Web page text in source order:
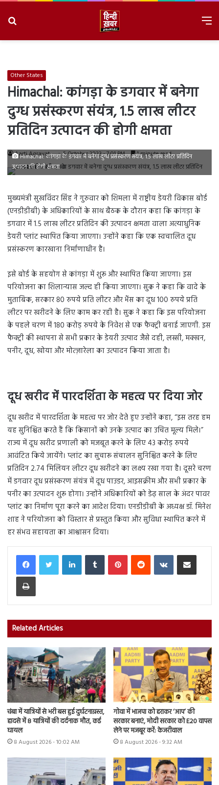
Other States
Himachal: कांगड़ा के डगवार में बनेगा
दुग्ध प्रसंस्करण संयंत्र, 1.5 लाख लीटर
प्रतिदिन उत्पादन की होगी क्षमता
Aarti Agravat 5 October 2023 - 7:01 PM 1 minute read
Himachal: कांगड़ा के डगवार में बनेगा दुग्ध प्रसंस्करण संयंत्र, 1.5 लाख लीटर प्रतिदिन
उत्पादन की होगी क्षमता
मुख्यमंत्री सुखविंदर सिंह ने गुरुवार को शिमला में राष्ट्रीय डेयरी विकास बोर्ड
(एनडीडीबी) के अधिकारियों के साथ बैठक के दौरान कहा कि कांगड़ा के
डगवार में 1.5 लाख लीटर प्रतिदिन की उत्पादन क्षमता वाला अत्याधुनिक
डेयरी प्लांट स्थापित किया जाएगा। उन्होंने कहा कि एक स्वचालित दूध
प्रसंस्करण कारखाना निर्माणाधीन है।
इसे बोर्ड के सहयोग से कांगड़ा में शुरू और स्थापित किया जाएगा। इस
परियोजना का शिलान्यास जल्द ही किया जाएगा। सुक ने कहा कि वादे के
मुताबिक, सरकार 80 रुपये प्रति लीटर और भैंस का दूध 100 रुपये प्रति
लीटर पर खरीदने के लिए काम कर रही है। सुक ने कहा कि इस परियोजना
के पहले चरण में 180 करोड़ रुपये के निवेश से एक फैक्ट्री बनाई जाएगी. इस
फैक्ट्री की स्थापना से सभी प्रकार के डेयरी उत्पाद जैसे दही, लस्सी, मक्खन,
पनीर, दूध, खोया और मोत्ज़ारेला का उत्पादन किया जाता है।
दूध खरीद में पारदर्शिता के महत्व पर दिया जोर
दूध खरीद में पारदर्शिता के महत्व पर जोर देते हुए उन्होंने कहा, “इस तरह हम
यह सुनिश्चित करते हैं कि किसानों को उनके उत्पाद का उचित मूल्य मिले।”
राज्य में दूध खरीद प्रणाली को मजबूत करने के लिए 43 करोड़ रुपये
आवंटित किये जायेंगे। प्लांट का सुचारू संचालन सुनिश्चित करने के लिए
प्रतिदिन 2.74 मिलियन लीटर दूध खरीदने का लक्ष्य रखा गया है। दूसरे चरण
में डगवार दूध प्रसंस्करण संयंत्र में दूध पाउडर, आइसक्रीम और सभी प्रकार के
पनीर का उत्पादन शुरू होगा। उन्होंने अधिकारियों को डेढ़ साल के अंदर पावर
प्लांट का निर्माण पूरा करने का आदेश दिया। एनडीडीबी के अध्यक्ष डॉ. मिनेश
शाह ने परियोजना को विस्तार से प्रस्तुत किया और सुविधा स्थापित करने में
हर संभव सहायता का आश्वासन दिया।
LinkedInTumblr PinterestReddit VKontakteShare via Email
Print
Related Articles
चंबा में यात्रियों से भरी बस हुई दुर्घटनाग्रस्त,
हादसे में 8 यात्रियों की दर्दनाक मौत, कई
घायल
8 August 2026 - 10:02 AM
गोवा में भाजपा को हराकर ‘आप’ की
सरकार बनाएं, मोदी सरकार को E20 वापस
लेने पर मजबूर करें: केजरीवाल
8 August 2026 - 9:32 AM